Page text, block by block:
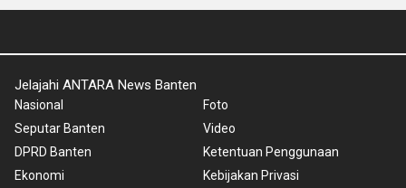
Jelajahi ANTARA News Banten
Nasional
Seputar Banten
DPRD Banten
Ekonomi
Foto
Video
Ketentuan Penggunaan
Kebijakan Privasi